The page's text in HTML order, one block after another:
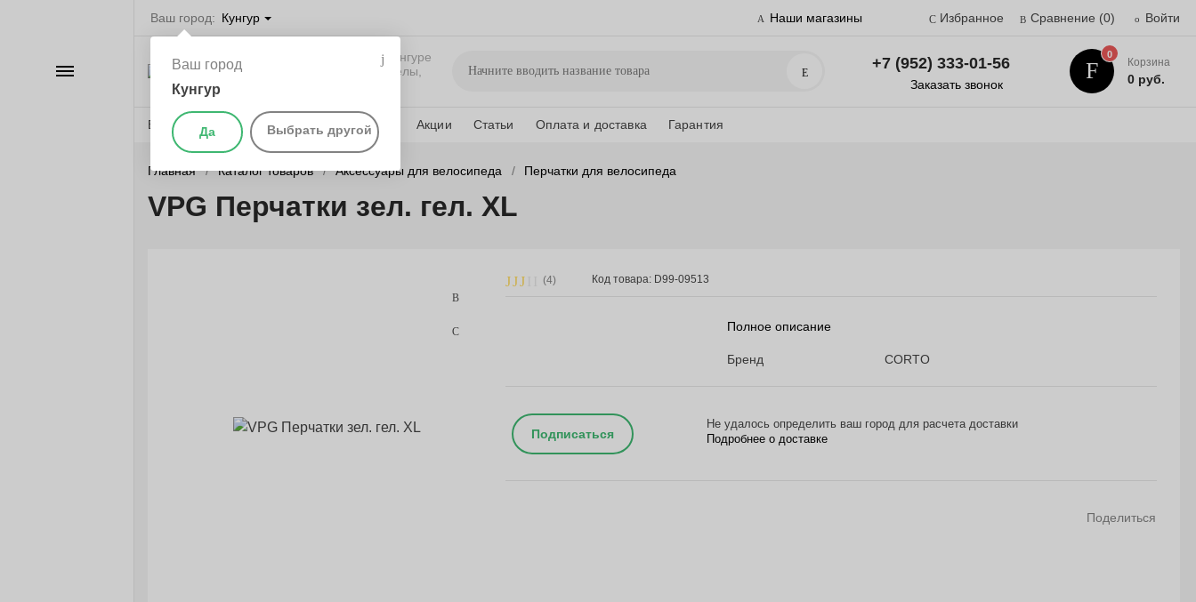
Ваш город: Кунгур
Ваш город
Кунгур
Да Выбрать другой
Наши магазины Избранное Сравнение (0) Войти
Велосипеды в Кунгуре
самокаты, беговелы,
Поиск +7 (952) 333-01-56
Заказать звонок
0
Корзина
0 руб.
Веломагазины Бренды О компании Акции Статьи Оплата и доставка Гарантия
Каталог
Главная Каталог товаров Аксессуары для велосипеда Перчатки для велосипеда
VPG Перчатки зел. гел. XL
(4) Код товара: D99-09513
Полное описание
Бренд CORTO
Подписаться
Не удалось определить ваш город для расчета доставки
Подробнее о доставке
Поделиться